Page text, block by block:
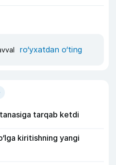
ro‘yxatdan o‘ting
tarqab ketdi
kiritishning yangi